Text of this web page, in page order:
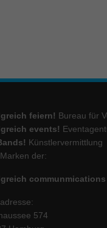
feiern! Bureau für
events!
Künstlervermittlung
der:
communmications
574